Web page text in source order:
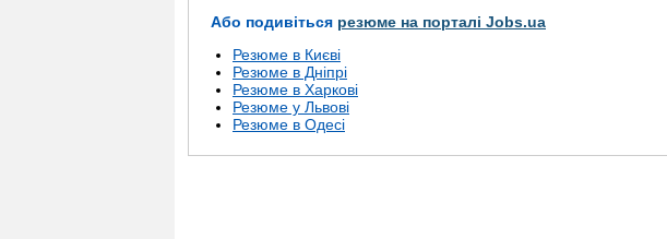
Або подивіться резюме на порталі Jobs.ua
Резюме в Києві
Резюме в Дніпрі
Резюме в Харкові
Резюме у Львові
Резюме в Одесі